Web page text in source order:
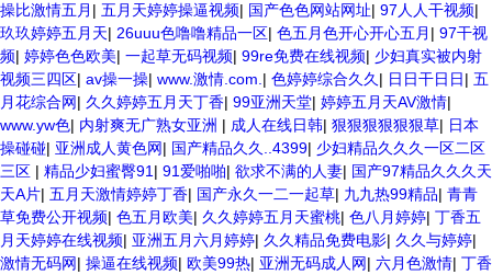
操比激情五月 | 五月天婷婷操逼视频| 国产色色网站网址| 97人人干视频|
玖玖婷婷五月天| 26uuu色噜噜精品一区| 色五月色开心开心五月 | 97干视
频| 婷婷色色欧美| 一起草无码视频| 99re免费在线视频| 少妇真实被内射
视频三四区| av操一操| www.激情.com. | 色婷婷综合久久 | 日日干日日| 五
月花综合网| 久久婷婷五月天丁香| 99亚洲天堂| 婷婷五月天AV激情|
www.yw色| 内射爽无广熟女亚洲 | 成人在线日韩| 狠狠狠狠狠狠草| 日本
操碰碰| 亚洲成人黄色网| 国产精品久久..4399| 少妇精品久久久一区二区
三区 | 精品少妇蜜臀91 | 91爱啪啪| 欲求不满的人妻| 国产97精品久久久天
天A片| 五月天激情婷婷丁香| 国产永久一二一起草| 九九热99精品| 青青
草免费公开视频| 色五月欧美| 久久婷婷五月天蜜桃| 色八月婷婷| 丁香五
月天婷婷在线视频| 亚洲五月六月婷婷| 久久精品免费电影| 久久与婷婷|
激情无码网| 操逼在线视频| 欧美99热| 亚洲无码成人网| 六月色激情| 丁香